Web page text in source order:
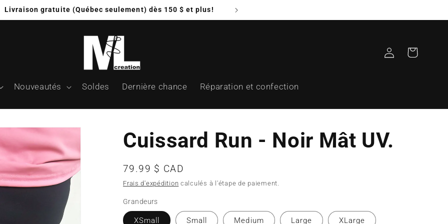
Livraison gratuite (Québec seulement) dès 150 $ et plus!
Nouveautés Soldes Dernière chance Réparation et confection
Connexion Panier
Cuissard Run - Noir Mât UV.
Prix
habituel
79.99 $ CAD
Frais d'expédition calculés à l'étape de paiement.
Grandeurs
XSmall Small Medium Large XLarge